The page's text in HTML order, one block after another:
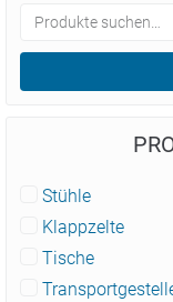
Stühle
Klappzelte
Tische